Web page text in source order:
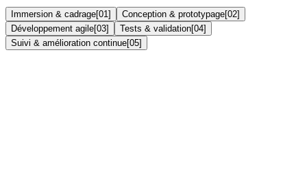
Immersion & cadrage[01] Conception & prototypage[02]
Développement agile[03] Tests & validation[04]
Suivi & amélioration continue[05]